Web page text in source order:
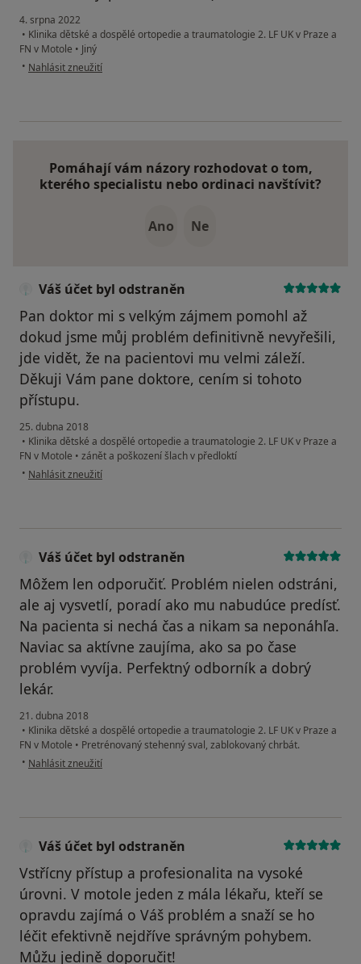
4. srpna 2022
• Klinika dětské a dospělé ortopedie a traumatologie 2. LF UK v Praze a
FN v Motole • Jiný
• podle názoru uživatele Alice T.
Nahlásit zneužití
Pomáhají vám názory rozhodovat o tom,
kterého specialistu nebo ordinaci navštívit?
Ano Ne
Váš účet byl odstraněn
Pan doktor mi s velkým zájmem pomohl až
dokud jsme můj problém definitivně nevyřešili,
jde vidět, že na pacientovi mu velmi záleží.
Děkuji Vám pane doktore, cením si tohoto
přístupu.
25. dubna 2018
• Klinika dětské a dospělé ortopedie a traumatologie 2. LF UK v Praze a
FN v Motole • zánět a poškození šlach v předloktí
• podle názoru uživatele Váš účet byl odstraněn
Nahlásit zneužití
Váš účet byl odstraněn
Môžem len odporučiť. Problém nielen odstráni,
ale aj vysvetlí, poradí ako mu nabudúce predísť.
Na pacienta si nechá čas a nikam sa neponáhľa.
Naviac sa aktívne zaujíma, ako sa po čase
problém vyvíja. Perfektný odborník a dobrý
lekár.
21. dubna 2018
• Klinika dětské a dospělé ortopedie a traumatologie 2. LF UK v Praze a
FN v Motole • Pretrénovaný stehenný sval, zablokovaný chrbát.
• podle názoru uživatele Váš účet byl odstraněn
Nahlásit zneužití
Váš účet byl odstraněn
Vstřícny přístup a profesionalita na vysoké
úrovni. V motole jeden z mála lékařu, kteří se
opravdu zajímá o Váš problém a snaží se ho
léčit efektivně nejdříve správným pohybem.
Můžu jedině doporučit!